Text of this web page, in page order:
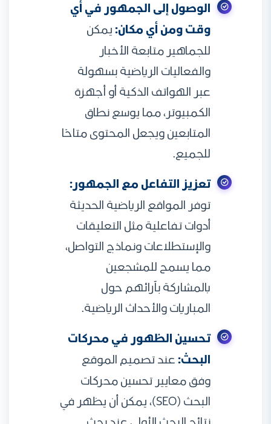
الوصول إلى الجمهور في أي
وقت ومن أي مكان:يمكن
للجماهير متابعة الأخبار
والفعاليات الرياضية بسهولة
عبر الهواتف الذكية أو أجهزة
الكمبيوتر، مما يوسع نطاق
المتابعين ويجعل المحتوى متاحًا
للجميع.
تعزيز التفاعل مع الجمهور:
توفر المواقع الرياضية الحديثة
أدوات تفاعلية مثل التعليقات
والإستطلاعات ونماذج التواصل،
مما يسمح للمشجعين
بالمشاركة بآرائهم حول
المباريات والأحداث الرياضية.
تحسين الظهور في محركات
البحث:عند تصميم الموقع
وفق معايير تحسين محركات
البحث (SEO)، يمكن أن يظهر في